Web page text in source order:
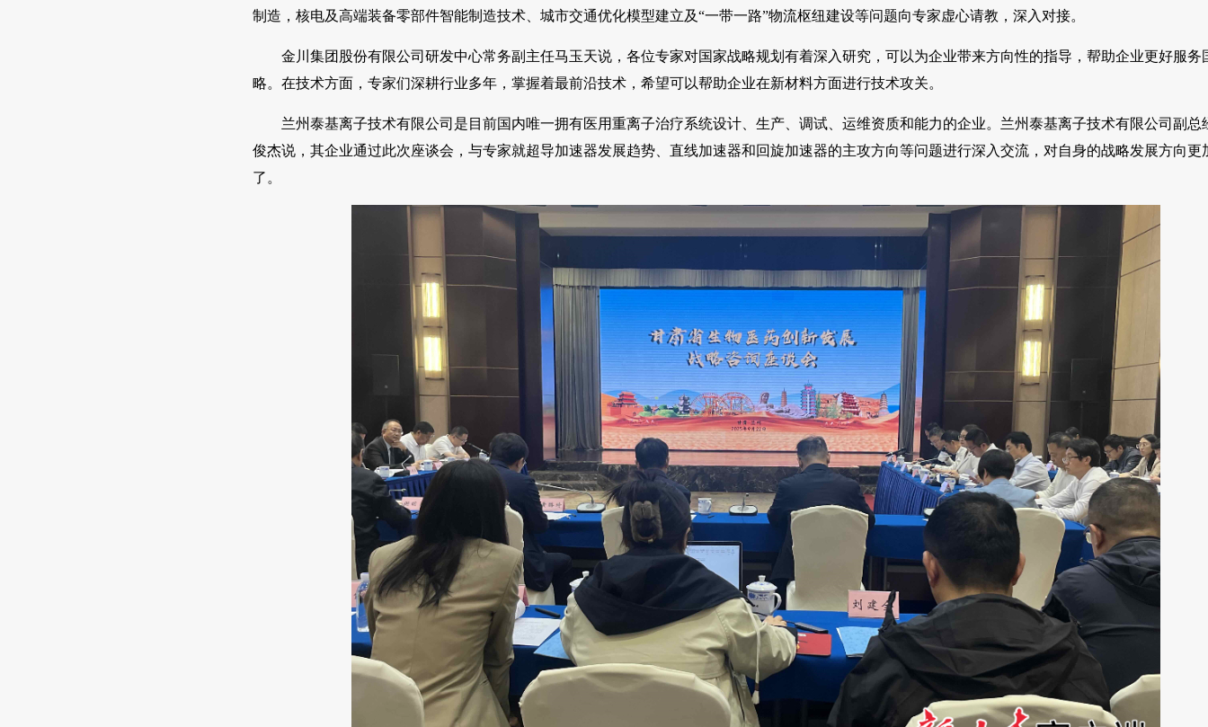
制造，核电及高端装备零部件智能制造技术、城市交通优化模型建立及“一带一路”物流枢纽建设等问题向专家虚心请教，深入对接。
金川集团股份有限公司研发中心常务副主任马玉天说，各位专家对国家战略规划有着深入研究，可以为企业带来方向性的指导，帮助企业更好服务
略。在技术方面，专家们深耕行业多年，掌握着最前沿技术，希望可以帮助企业在新材料方面进行技术攻关。
兰州泰基离子技术有限公司是目前国内唯一拥有医用重离子治疗系统设计、生产、调试、运维资质和能力的企业。兰州泰基离子技术有限公司副总
俊杰说，其企业通过此次座谈会，与专家就超导加速器发展趋势、直线加速器和回旋加速器的主攻方向等问题进行深入交流，对自身的战略发展方向更
了。